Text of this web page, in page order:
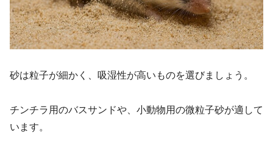
砂は粒子が細かく、吸湿性が高いものを選びましょう。
チンチラ用のバスサンドや、小動物用の微粒子砂が適して
います。